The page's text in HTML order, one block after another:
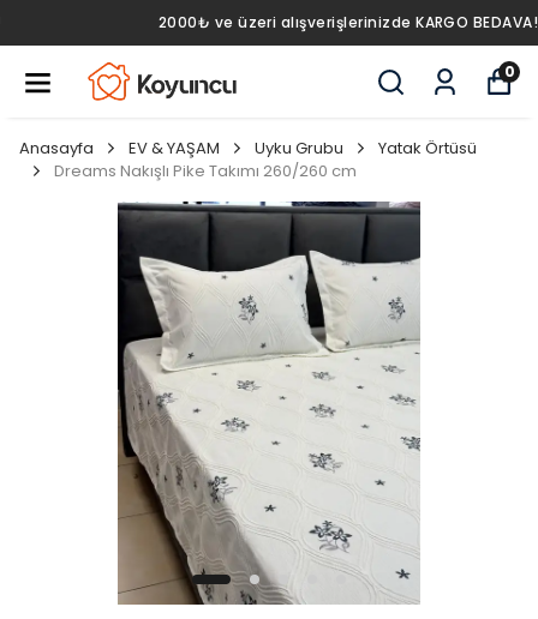
2000₺ ve üzeri alışverişlerinizde KARGO BEDAVA!
0
Anasayfa EV & YAŞAM Uyku Grubu
Yatak Örtüsü
Dreams Nakışlı Pike Takımı 260/260 cm